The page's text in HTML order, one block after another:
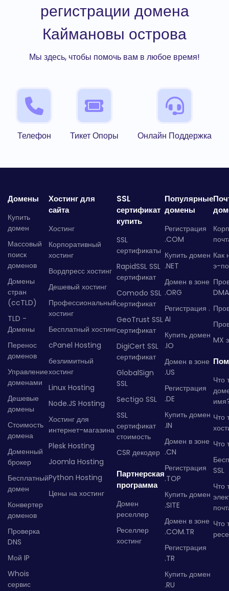
регистрации домена
Каймановы острова
Мы здесь, чтобы помочь вам в любое время!
Телефон Тикет Опоры Онлайн Поддержка
Домены
Купить
домен
Массовый
поиск
доменов
Домены
стран
(ccTLD)
TLD -
Домены
Перенос
доменов
Управление
доменами
Дешевые
домены
Стоимость
домена
Доменный
брокер
Бесплатный
домен
Конвертер
доменов
Проверка
DNS
Мой IP
Whois
сервис
Хостинг для
сайта
Хостинг
Корпоративный
хостинг
Вордпресс хостинг
Дешевый хостинг
Профессиональный
хостинг
Бесплатный хостинг
cPanel Hosting
безлимитный
хостинг
Linux Hosting
Node.JS Hosting
Хостинг для
интернет-магазина
Plesk Hosting
Joomla Hosting
Python Hosting
Цены на хостинг
SSL
сертификат
купить
SSL
сертификаты
RapidSSL SSL
сертификат
Comodo SSL
сертификат
GeoTrust SSL
сертификат
DigiCert SSL
сертификат
GlobalSign
SSL
Sectigo SSL
SSL
сертификат
стоимость
CSR декодер
Партнерская
программа
Домен
реселлер
Реселлер
хостинг
Популярные
домены
Регистрация
.COM
Купить домен
.NET
Домен в зоне
.ORG
Регистрация .
AI
Купить домен
.IO
Домен в зоне
.US
Регистрация
.DE
Купить домен
.IN
Домен в зоне
.CN
Регистрация
.TOP
Купить домен
.SITE
Домен в зоне
.COM.TR
Регистрация
.TR
Купить домен
.RU
Как
э-
MX
Что
Что
Что
SSL
Что
Что